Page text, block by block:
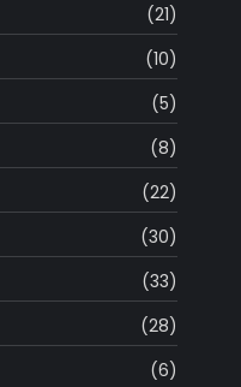
(21)
(10)
(5)
(8)
(22)
(30)
(33)
(28)
(6)